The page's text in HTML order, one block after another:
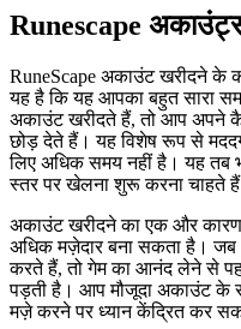
Runescape
RuneScape अकाउंट खरीदने के
यह है कि यह आपका बहुत सारा
अकाउंट खरीदते हैं, तो आप अपने
छोड़ देते हैं। यह विशेष रूप से
लिए अधिक समय नहीं है। यह तब
स्तर पर खेलना शुरू करना चाहते
अकाउंट खरीदने का एक और
अधिक मज़ेदार बना सकता है।
करते हैं, तो गेम का आनंद लेने से
पड़ती है। आप मौजूदा अकाउंट
मज़े करने पर ध्यान केंद्रित कर